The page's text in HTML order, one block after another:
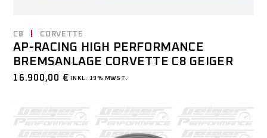
C8 CORVETTE
AP-RACING HIGH PERFORMANCE
BREMSANLAGE CORVETTE C8 GEIGER
16.900,00 € INKL. 19% MWST.